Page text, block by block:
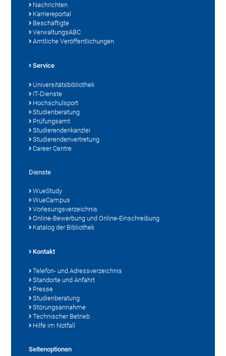
Nachrichten
Karriereportal
Beschäftigte
VerwaltungsABC
Amtliche Veröffentlichungen
Service
Universitätsbibliothek
IT-Dienste
Hochschulsport
Studienberatung
Prüfungsamt
Studierendenkanzlei
Studierendenvertretung
Career Centre
Dienste
WueStudy
WueCampus
Vorlesungsverzeichnis
Online-Bewerbung und Online-Einschreibung
Katalog der Bibliothek
Kontakt
Telefon- und Adressverzeichnis
Standorte und Anfahrt
Presse
Studienberatung
Störungsannahme
Technischer Betrieb
Hilfe im Notfall
Seitenoptionen